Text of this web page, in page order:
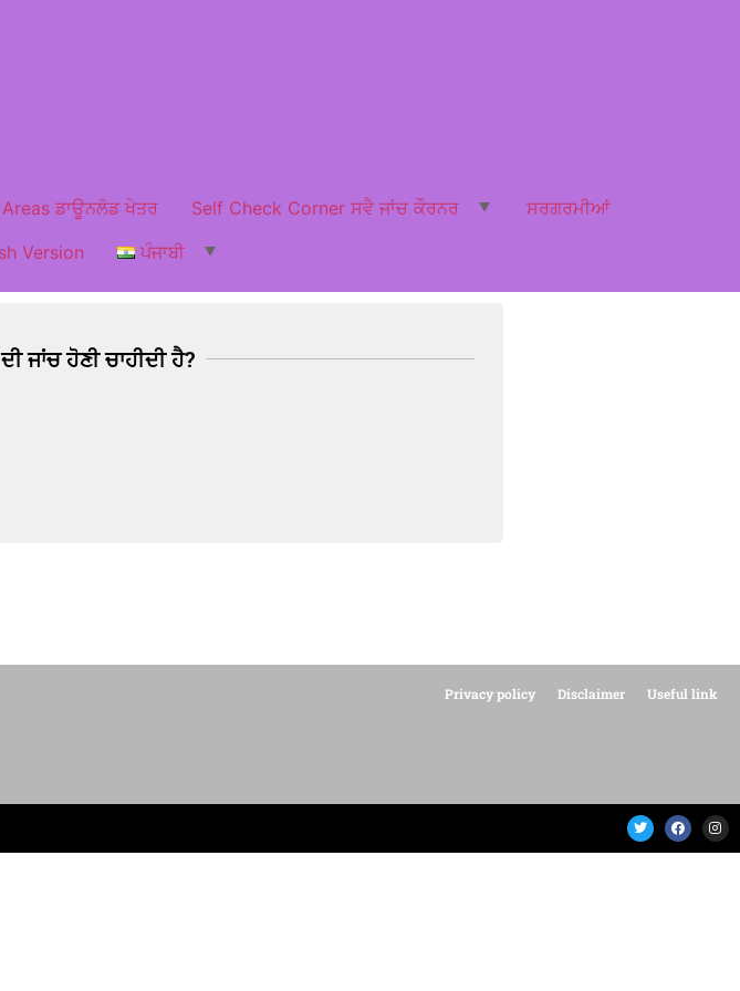
ਡਾਊਨਲੋਡ ਖੇਤਰ Self Check Corner ਸਵੈ ਜਾਂਚ ਕੌਰਨਰ
ਸਰਗਰਮੀਆਂ
Version ਪੰਜਾਬੀ
ਜਾਂਚ ਹੋਣੀ ਚਾਹੀਦੀ ਹੈ?
Privacy policy Disclaimer Useful link